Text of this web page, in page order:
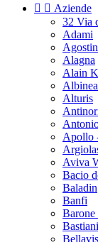
  Aziende
32 Via
Adami
Alagna
Alain
Alturis
Apollo
Aviva
Bacio
Baladin
Banfi
Barone